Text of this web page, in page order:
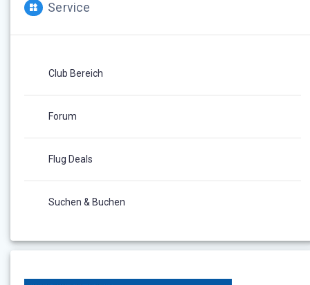
Service
Club Bereich
Forum
Flug Deals
Suchen & Buchen